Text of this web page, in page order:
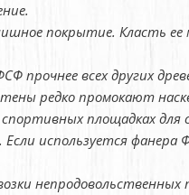
покрытие. Класть
прочнее всех других
редко промокают
площадках для
используется